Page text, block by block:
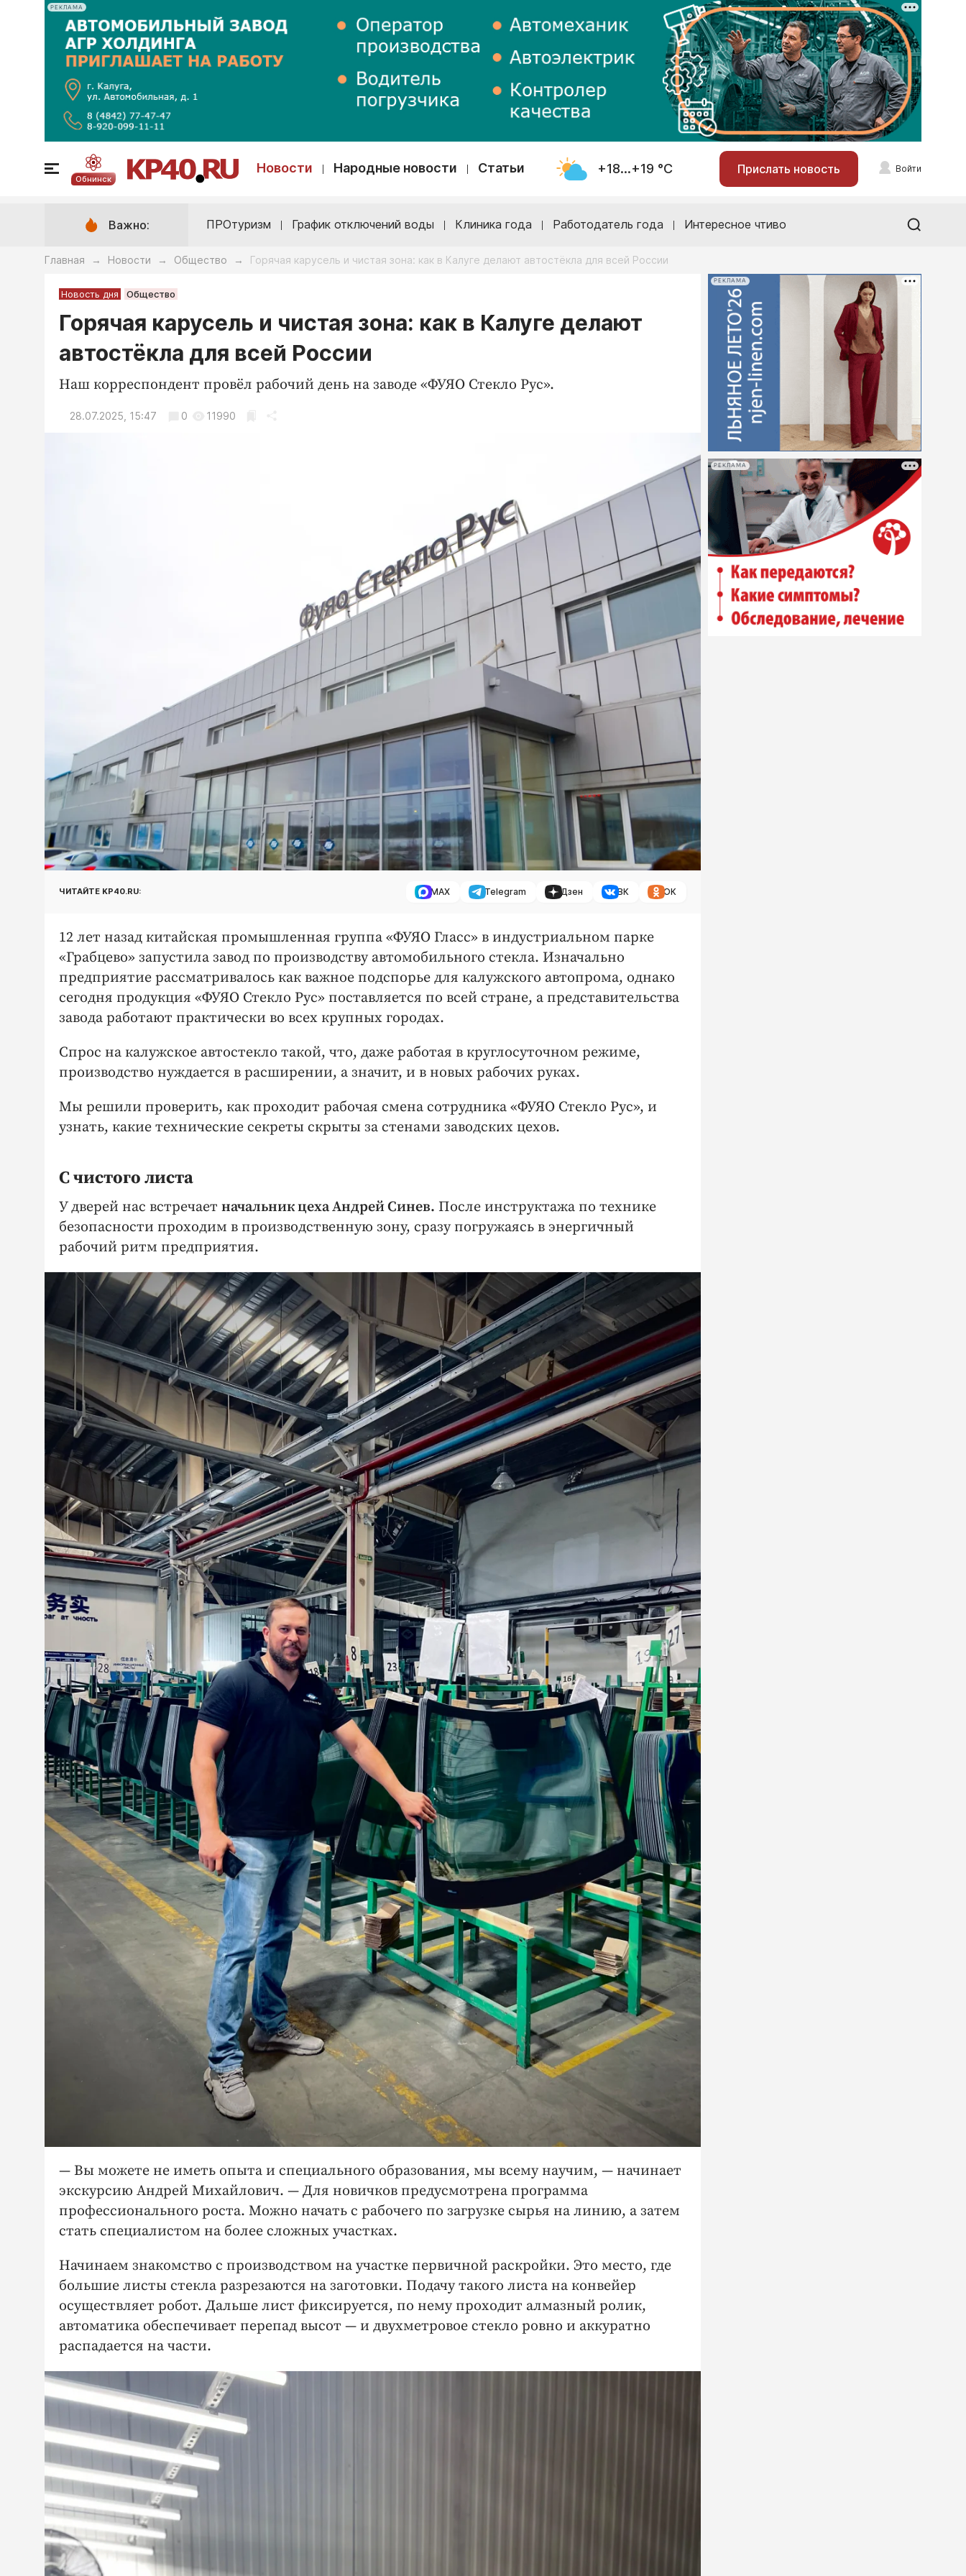
РЕКЛАМА
Обнинск
Новости Народные новости Статьи +18...+19 °С Прислать новость Войти
Важно: ПРОтуризм График отключений воды Клиника года Работодатель года Интересное чтиво
Главная → Новости → Общество → Горячая карусель и чистая зона: как в Калуге делают автостёкла для всей России
Новость дня Общество
Горячая карусель и чистая зона: как в Калуге делают
автостёкла для всей России
Наш корреспондент провёл рабочий день на заводе «ФУЯО Стекло Рус».
28.07.2025, 15:47 0 11990
ЧИТАЙТЕ KP40.RU: MAX Telegram Дзен ВК ОК
12 лет назад китайская промышленная группа «ФУЯО Гласс» в индустриальном парке
«Грабцево» запустила завод по производству автомобильного стекла. Изначально
предприятие рассматривалось как важное подспорье для калужского автопрома, однако
сегодня продукция «ФУЯО Стекло Рус» поставляется по всей стране, а представительства
завода работают практически во всех крупных городах.
Спрос на калужское автостекло такой, что, даже работая в круглосуточном режиме,
производство нуждается в расширении, а значит, и в новых рабочих руках.
Мы решили проверить, как проходит рабочая смена сотрудника «ФУЯО Стекло Рус», и
узнать, какие технические секреты скрыты за стенами заводских цехов.
С чистого листа
У дверей нас встречает начальник цеха Андрей Синев. После инструктажа по технике
безопасности проходим в производственную зону, сразу погружаясь в энергичный
рабочий ритм предприятия.
— Вы можете не иметь опыта и специального образования, мы всему научим, — ​начинает
экскурсию Андрей Михайлович. — ​Для новичков предусмотрена программа
профессионального роста. Можно начать с рабочего по загрузке сырья на линию, а затем
стать специалистом на более сложных участках.
Начинаем знакомство с производством на участке первичной раскройки. Это место, где
большие листы стекла разрезаются на заготовки. Подачу такого листа на конвейер
осуществляет робот. Дальше лист фиксируется, по нему проходит алмазный ролик,
автоматика обеспечивает перепад высот — ​и двухметровое стекло ровно и аккуратно
распадается на части.
РЕКЛАМА
РЕКЛАМА